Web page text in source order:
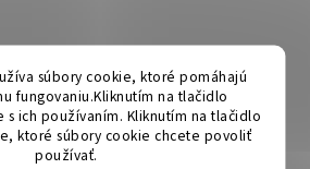
súbory cookie, ktoré pomáhajú
fungovaniu.Kliknutím na tlačidlo
s ich používaním. Kliknutím na tlačidlo
ktoré súbory cookie chcete povoliť
používať.